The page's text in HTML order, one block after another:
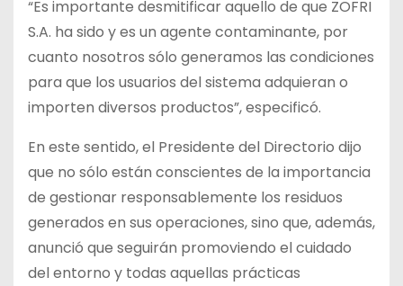
“Es importante desmitificar aquello de que ZOFRI
S.A. ha sido y es un agente contaminante, por
cuanto nosotros sólo generamos las condiciones
para que los usuarios del sistema adquieran o
importen diversos productos”, especificó.
En este sentido, el Presidente del Directorio dijo
que no sólo están conscientes de la importancia
de gestionar responsablemente los residuos
generados en sus operaciones, sino que, además,
anunció que seguirán promoviendo el cuidado
del entorno y todas aquellas prácticas